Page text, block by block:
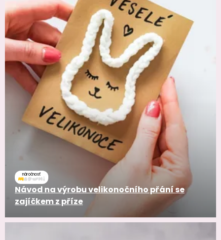
náročnosť
Návod na výrobu velikonočního přání se
zajíčkem z příze